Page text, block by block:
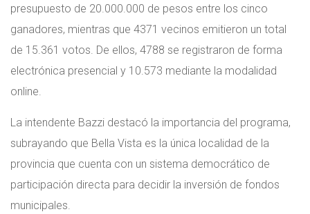
presupuesto de 20.000.000 de pesos entre los cinco
ganadores, mientras que 4371 vecinos emitieron un total
de 15.361 votos. De ellos, 4788 se registraron de forma
electrónica presencial y 10.573 mediante la modalidad
online.
La intendente Bazzi destacó la importancia del programa,
subrayando que Bella Vista es la única localidad de la
provincia que cuenta con un sistema democrático de
participación directa para decidir la inversión de fondos
municipales.